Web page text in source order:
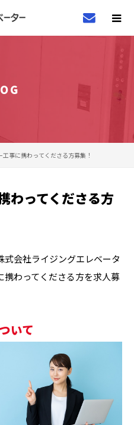
工事に携わってくださる方募集！
わってくださる方
会社ライジングエレベータ
わってくださる方を求人募
いて